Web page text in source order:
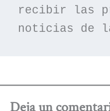
recibir las
noticias de la
Deja un